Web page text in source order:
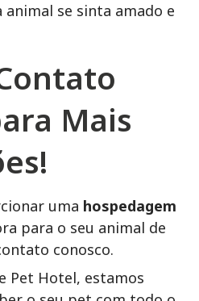
animal se sinta amado e
Mais
uma hospedagem
para o seu animal de
conosco.
Pet Hotel, estamos